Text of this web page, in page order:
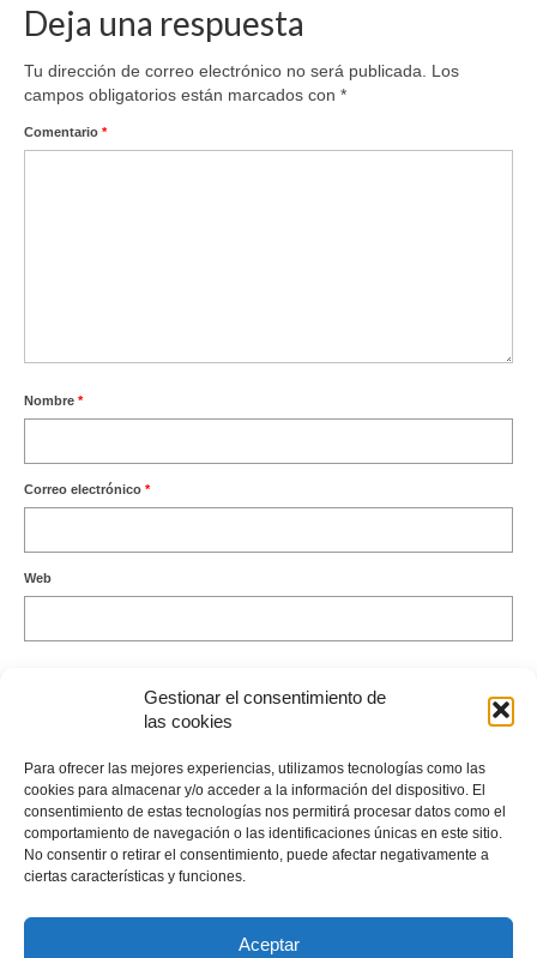
Gestionar el consentimiento de
las cookies
Para ofrecer las mejores experiencias, utilizamos tecnologías como las
cookies para almacenar y/o acceder a la información del dispositivo. El
consentimiento de estas tecnologías nos permitirá procesar datos como el
comportamiento de navegación o las identificaciones únicas en este sitio.
No consentir o retirar el consentimiento, puede afectar negativamente a
ciertas características y funciones.
Aceptar
Deja una respuesta
Tu dirección de correo electrónico no será publicada.
Los
campos obligatorios están marcados con *
Comentario *
Nombre *
Correo electrónico *
Web
procesan los datos de tus comentarios.